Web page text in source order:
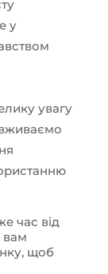
у
увагу
час від
вам
щоб